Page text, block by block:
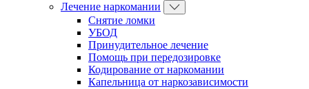
Лечение наркомании
Снятие ломки
УБОД
Принудительное лечение
Помощь при передозировке
Кодирование от наркомании
Капельница от наркозависимости